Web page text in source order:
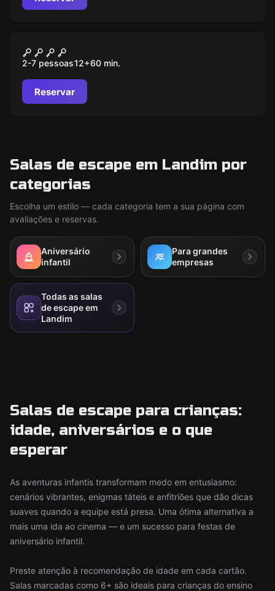
Operação: Code Red
2-7 pessoas12+60 min.
Reservar
Salas de escape em Landim por
categorias
Escolha um estilo — cada categoria tem a sua página com
avaliações e reservas.
Aniversário
infantil
Para grandes
empresas
Todas as salas
de escape em
Landim
Salas de escape para crianças:
idade, aniversários e o que
esperar
As aventuras infantis transformam medo em entusiasmo:
cenários vibrantes, enigmas táteis e anfitriões que dão dicas
suaves quando a equipe está presa. Uma ótima alternativa a
mais uma ida ao cinema — e um sucesso para festas de
aniversário infantil.
Preste atenção à recomendação de idade em cada cartão.
Salas marcadas como 6+ são ideais para crianças do ensino